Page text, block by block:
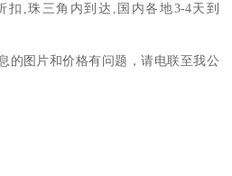
扣 珠三角内到达 国内各地3-4天到
的图片和价格有问题，请电联至我公